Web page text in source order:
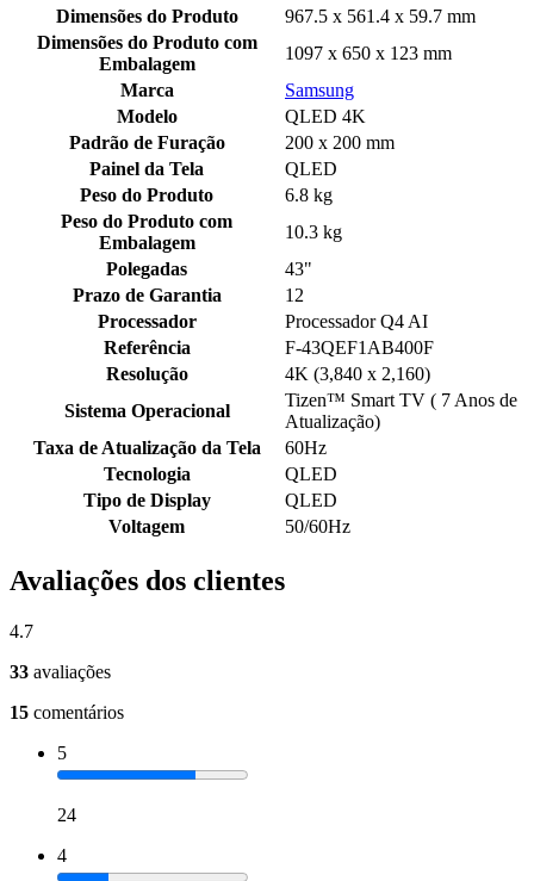
Dimensões do Produto
967.5 x 561.4 x 59.7 mm
Dimensões do Produto com
Embalagem
1097 x 650 x 123 mm
Marca
Samsung
Modelo
QLED 4K
Padrão de Furação
200 x 200 mm
Painel da Tela
QLED
Peso do Produto
6.8 kg
Peso do Produto com
Embalagem
10.3 kg
Polegadas
43"
Prazo de Garantia
12
Processador
Processador Q4 AI
Referência
F-43QEF1AB400F
Resolução
4K (3,840 x 2,160)
Sistema Operacional
Tizen™ Smart TV ( 7 Anos de
Atualização)
Taxa de Atualização da Tela
60Hz
Tecnologia
QLED
Tipo de Display
QLED
Voltagem
50/60Hz
Avaliações dos clientes
4.7
33 avaliações
15 comentários
5
24
4